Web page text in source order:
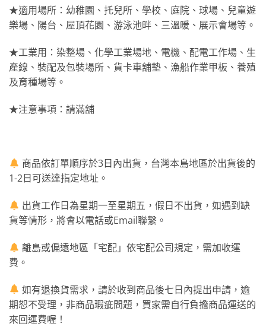
★適用場所：幼稚園、托兒所、學校、庭院、球場、兒童遊
樂場、陽台、屋頂花園、游泳池畔、三溫暖、展示會場等。
★工業用：染整場、化學工業場地、電機、配電工作場、生
產線、裝配及包裝場所、貨卡車舖墊、漁船作業甲板、養殖
及育種場等。
★注意事項：請滿舖
商品依訂單順序於3日內出貨，台灣本島地區於出貨後的
1-2日可送達指定地址。
出貨工作日為星期一至星期五，假日不出貨，如遇到缺
貨等情形，將會以電話或Email聯繫。
離島或偏遠地區「宅配」依宅配公司規定，需加收運
費。
如有退換貨需求，請於收到商品後七日內提出申請，逾
期恕不受理，非商品瑕疵問題，買家需自行負擔商品運送的
來回運費喔！